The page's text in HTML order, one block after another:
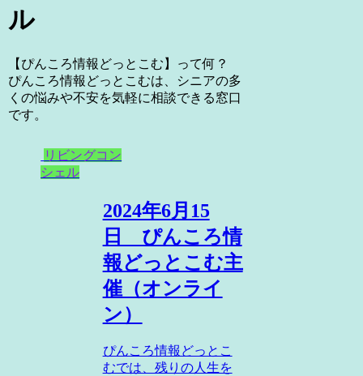
ル
【ぴんころ情報どっとこむ】って何？
ぴんころ情報どっとこむは、シニアの多
くの悩みや不安を気軽に相談できる窓口
です。
リビングコン
シェル
2024年6月15
日 ぴんころ情
報どっとこむ主
催（オンライ
ン）
ぴんころ情報どっとこ
むでは、残りの人生を